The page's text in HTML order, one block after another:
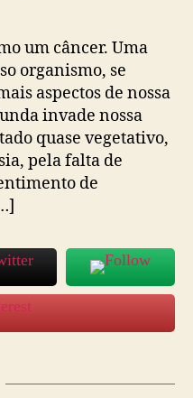
um câncer. Uma
organismo, se
aspectos de nossa
invade nossa
quase vegetativo,
pela falta de
de